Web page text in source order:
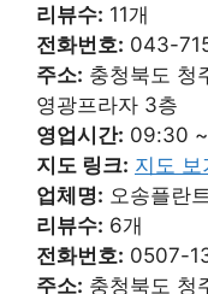
리뷰수: 11개
전화번호: 043-
주소: 충청북도 청
영광프라자 3층
영업시간: 09:30
지도 링크: 지도 보
업체명: 오송플란
리뷰수: 6개
전화번호: 0507-
주소: 충청북도 청